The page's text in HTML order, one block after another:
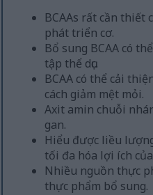
BCAAs rất cần thiết
phát triển cơ.
Bổ sung BCAA có
tập thể dục.
BCAA có thể cải
cách giảm mệt mỏi.
Axit amin chuỗi
gan.
Hiểu được liều
tối đa hóa lợi ích của
Nhiều nguồn thực
thực phẩm bổ sung.